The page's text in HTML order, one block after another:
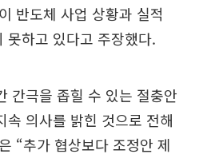
반도체 사업 상황과 실적
못하고 있다고 주장했다.
간극을 좁힐 수 있는 절충안
속 의사를 밝힌 것으로 전해
“추가 협상보다 조정안 제